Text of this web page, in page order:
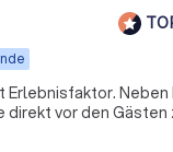
vor den